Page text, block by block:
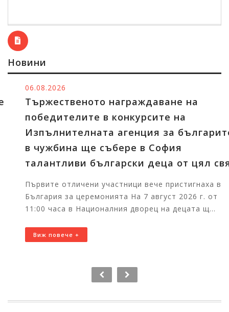
Новини
06.08.2026
Тържественото награждаване на
победителите в конкурсите на
Изпълнителната агенция за българите
в чужбина ще събере в София
талантливи български деца от цял свят
Първите отличени участници вече пристигнаха в
България за церемонията На 7 август 2026 г. от
11:00 часа в Националния дворец на децата щ...
Виж повече +